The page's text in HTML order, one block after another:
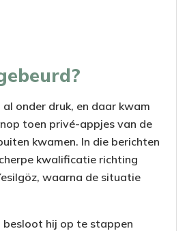
onder druk, en daar kwam
toen privé-appjes van de
kwamen. In die berichten
kwalificatie richting
waarna de situatie
besloot hij op te stappen